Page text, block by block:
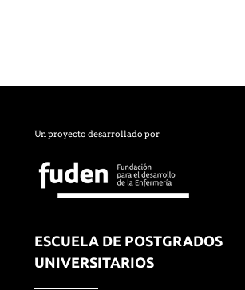
Un proyecto desarrollado por
ESCUELA DE POSTGRADOS
UNIVERSITARIOS